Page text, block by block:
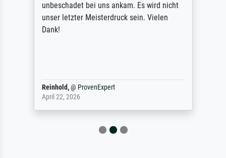
unbeschadet bei uns ankam. Es wird nicht
unser letzter Meisterdruck sein. Vielen
Dank!
Reinhold,@ ProvenExpert
April 22, 2026